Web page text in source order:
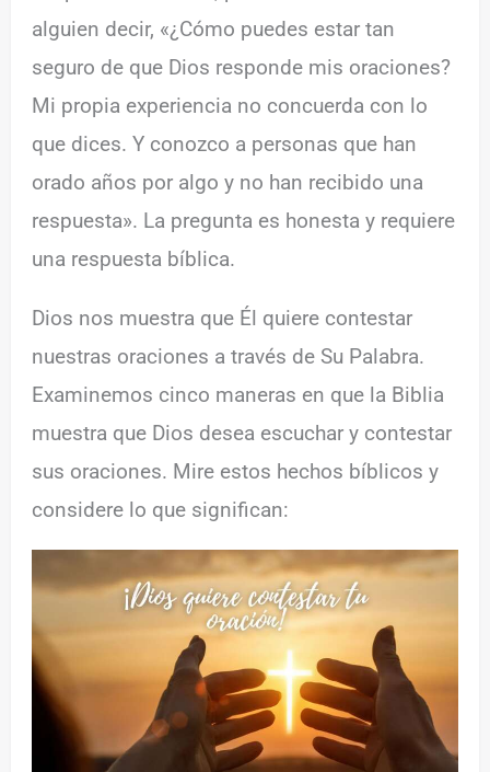
alguien decir, «¿Cómo puedes estar tan
seguro de que Dios responde mis oraciones?
Mi propia experiencia no concuerda con lo
que dices. Y conozco a personas que han
orado años por algo y no han recibido una
respuesta». La pregunta es honesta y requiere
una respuesta bíblica.
Dios nos muestra que Él quiere contestar
nuestras oraciones a través de Su Palabra.
Examinemos cinco maneras en que la Biblia
muestra que Dios desea escuchar y contestar
sus oraciones. Mire estos hechos bíblicos y
considere lo que significan: